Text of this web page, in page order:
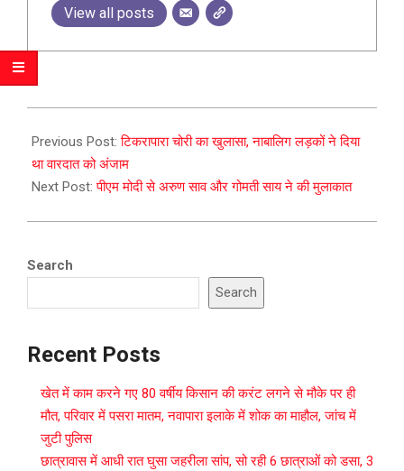
View all posts
12-
06
Previous Post:टिकरापारा चोरी का खुलासा, नाबालिग लड़कों ने दिया
था वारदात को अंजाम
Next Post:पीएम मोदी से अरुण साव और गोमती साय ने की मुलाकात
Search
Search
Recent Posts
खेत में काम करने गए 80 वर्षीय किसान की करंट लगने से मौके पर ही
मौत, परिवार में पसरा मातम, नवापारा इलाके में शोक का माहौल, जांच में
जुटी पुलिस
छात्रावास में आधी रात घुसा जहरीला सांप, सो रही 6 छात्राओं को डसा, 3